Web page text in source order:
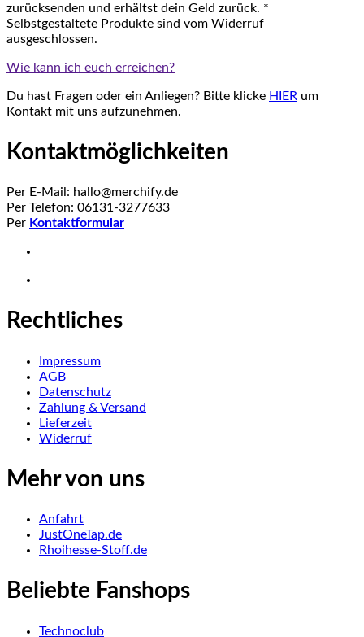
zurücksenden und erhältst dein Geld zurück. *
Selbstgestaltete Produkte sind vom Widerruf
ausgeschlossen.
Wie kann ich euch erreichen?
Du hast Fragen oder ein Anliegen? Bitte klicke HIER um
Kontakt mit uns aufzunehmen.
Kontaktmöglichkeiten
Per E-Mail: hallo@merchify.de
Per Telefon: 06131-3277633
Per Kontaktformular
Rechtliches
Impressum
AGB
Datenschutz
Zahlung & Versand
Lieferzeit
Widerruf
Mehr von uns
Anfahrt
JustOneTap.de
Rhoihesse-Stoff.de
Beliebte Fanshops
Technoclub